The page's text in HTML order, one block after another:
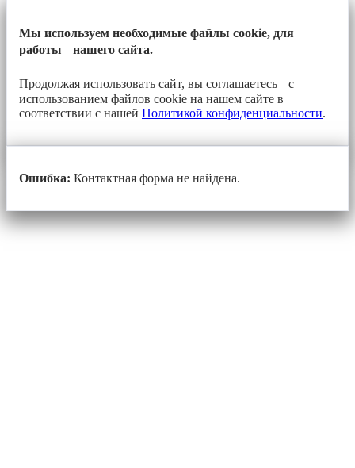
Мы используем необходимые файлы cookie, для
работы нашего сайта.
Продолжая использовать сайт, вы соглашаетесь с
использованием файлов cookie на нашем сайте в
соответствии с нашей Политикой конфиденциальности.
Ошибка: Контактная форма не найдена.